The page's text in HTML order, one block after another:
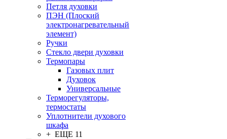
Петля духовки
ПЭН (Плоский
электронагревательный
элемент)
Ручки
Стекло двери духовки
Термопары
Газовых плит
Духовок
Универсальные
Терморегуляторы,
термостаты
Уплотнители духового
шкафа
+ ЕЩЕ 11